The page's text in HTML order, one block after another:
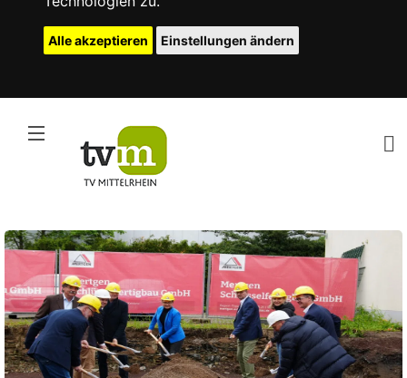
Alle akzeptieren Einstellungen ändern